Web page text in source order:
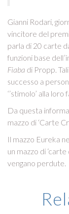
Gianni Rodari,
vincitore del
parla di 20 carte
funzioni base
Fiaba di Propp.
successo a
‘’stimolo’ alla loro
Da questa
mazzo di ‘Carte
Il mazzo Eureka
un mazzo di
vengano perdute.